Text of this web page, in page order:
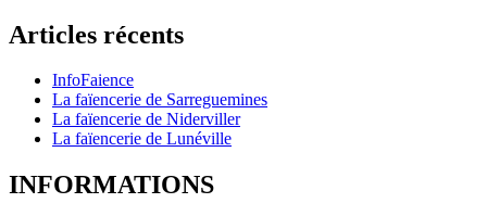
Articles récents
InfoFaience
La faïencerie de Sarreguemines
La faïencerie de Niderviller
La faïencerie de Lunéville
INFORMATIONS